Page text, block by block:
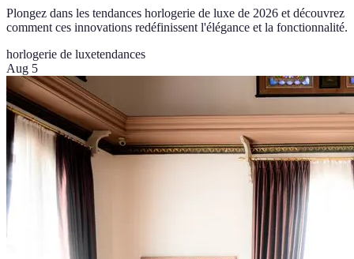
Plongez dans les tendances horlogerie de luxe de 2026 et découvrez
comment ces innovations redéfinissent l'élégance et la fonctionnalité.
horlogerie de luxetendances
Aug 5